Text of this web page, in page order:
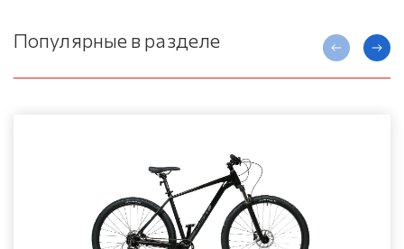
Популярные в разделе